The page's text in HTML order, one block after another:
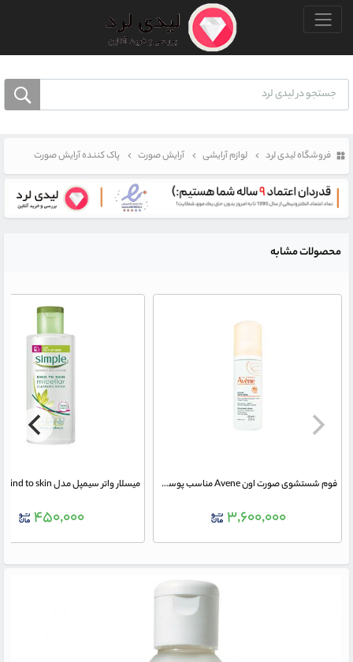
منو بالا
فروشگاه لیدی لرد لوازم آرایشی آرایش صورت پاک کننده آرایش صورت
محصولات مشابه
فوم شستشوی صورت اون Avene مناسب پوست حساس معمولی تا مختلط 150 میلی لیتر
۳,۶۰۰,۰۰۰ ۴۵۰,۰۰۰